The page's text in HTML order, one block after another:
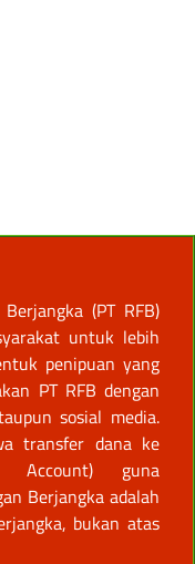
(PT RFB)
untuk lebih
penipuan yang
PT RFB dengan
sosial media.
transfer dana ke
Account) guna
Berjangka adalah
bukan atas